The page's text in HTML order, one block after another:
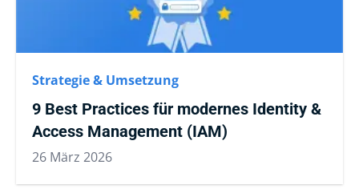
Strategie & Umsetzung
9 Best Practices für modernes Identity &
Access Management (IAM)
26 März 2026